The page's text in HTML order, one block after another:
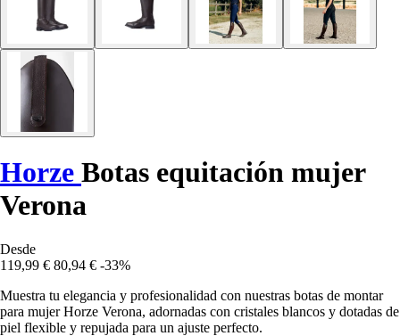
Horze Botas equitación mujer
Verona
Desde
119,99 € 80,94 € -33%
Muestra tu elegancia y profesionalidad con nuestras botas de montar
para mujer Horze Verona, adornadas con cristales blancos y dotadas de
piel flexible y repujada para un ajuste perfecto.